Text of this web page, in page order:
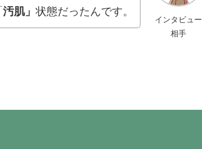
インタビュー
相手
汚肌」 状態だったんです。